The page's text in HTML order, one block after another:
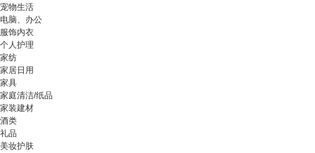
宠物生活
电脑、办公
服饰内衣
个人护理
家纺
家居日用
家具
家庭清洁/纸品
家装建材
酒类
礼品
美妆护肤